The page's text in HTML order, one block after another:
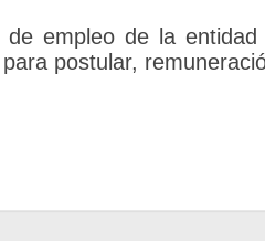
de empleo de la
postular,